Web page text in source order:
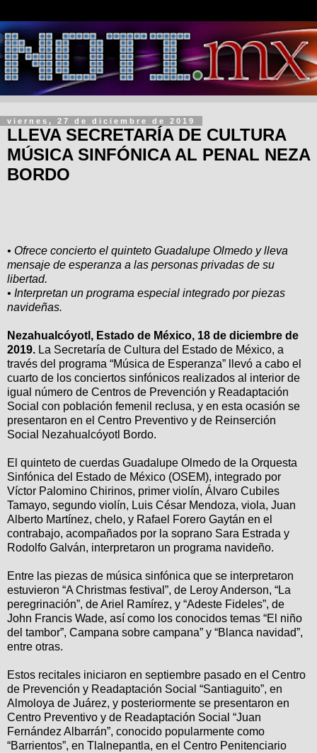
viernes, 27 de diciembre de 2019
LLEVA SECRETARÍA DE CULTURA
MÚSICA SINFÓNICA AL PENAL NEZA
BORDO
• Ofrece concierto el quinteto Guadalupe Olmedo y lleva
mensaje de esperanza a las personas privadas de su
libertad.
• Interpretan un programa especial integrado por piezas
navideñas.
Nezahualcóyotl, Estado de México, 18 de diciembre de
2019. La Secretaría de Cultura del Estado de México, a
través del programa “Música de Esperanza” llevó a cabo el
cuarto de los conciertos sinfónicos realizados al interior de
igual número de Centros de Prevención y Readaptación
Social con población femenil reclusa, y en esta ocasión se
presentaron en el Centro Preventivo y de Reinserción
Social Nezahualcóyotl Bordo.
El quinteto de cuerdas Guadalupe Olmedo de la Orquesta
Sinfónica del Estado de México (OSEM), integrado por
Víctor Palomino Chirinos, primer violín, Álvaro Cubiles
Tamayo, segundo violín, Luis César Mendoza, viola, Juan
Alberto Martínez, chelo, y Rafael Forero Gaytán en el
contrabajo, acompañados por la soprano Sara Estrada y
Rodolfo Galván, interpretaron un programa navideño.
Entre las piezas de música sinfónica que se interpretaron
estuvieron “A Christmas festival”, de Leroy Anderson, “La
peregrinación”, de Ariel Ramírez, y “Adeste Fideles”, de
John Francis Wade, así como los conocidos temas “El niño
del tambor”, Campana sobre campana” y “Blanca navidad”,
entre otras.
Estos recitales iniciaron en septiembre pasado en el Centro
de Prevención y Readaptación Social “Santiaguito”, en
Almoloya de Juárez, y posteriormente se presentaron en
Centro Preventivo y de Readaptación Social “Juan
Fernández Albarrán”, conocido popularmente como
“Barrientos”, en Tlalnepantla, en el Centro Penitenciario